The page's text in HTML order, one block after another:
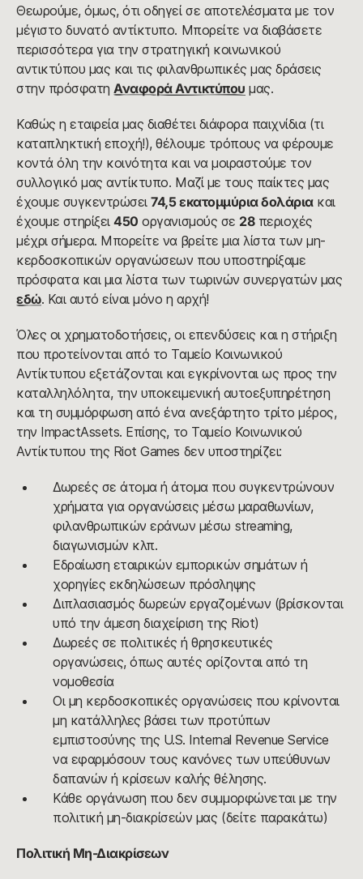
Θεωρούμε, όμως, ότι οδηγεί σε αποτελέσματα με τον
μέγιστο δυνατό αντίκτυπο. Μπορείτε να διαβάσετε
περισσότερα για την στρατηγική κοινωνικού
αντικτύπου μας και τις φιλανθρωπικές μας δράσεις
στην πρόσφατηΑναφορά Αντικτύπου μας.
Καθώς η εταιρεία μας διαθέτει διάφορα παιχνίδια (τι
καταπληκτική εποχή!), θέλουμε τρόπους να φέρουμε
κοντά όλη την κοινότητα και να μοιραστούμε τον
συλλογικό μας αντίκτυπο. Μαζί με τους παίκτες μας
έχουμε συγκεντρώσει74,5 εκατομμύρια δολάριακαι
έχουμε στηρίξει450 οργανισμούς σε 28περιοχές
μέχρι σήμερα. Μπορείτε να βρείτε μια λίστα των μη-
κερδοσκοπικών οργανώσεων που υποστηρίξαμε
πρόσφατα και μια λίστα των τωρινών συνεργατών μας
εδώ. Και αυτό είναι μόνο η αρχή!
Όλες οι χρηματοδοτήσεις, οι επενδύσεις και η στήριξη
που προτείνονται από το Ταμείο Κοινωνικού
Αντίκτυπου εξετάζονται και εγκρίνονται ως προς την
καταλληλόλητα, την υποκειμενική αυτοεξυπηρέτηση
και τη συμμόρφωση από ένα ανεξάρτητο τρίτο μέρος,
την ImpactAssets. Επίσης, το Ταμείο Κοινωνικού
Αντίκτυπου της Riot Games δεν υποστηρίζει:
Δωρεές σε άτομα ή άτομα που συγκεντρώνουν
χρήματα για οργανώσεις μέσω μαραθωνίων,
φιλανθρωπικών εράνων μέσω streaming,
διαγωνισμών κλπ.
Εδραίωση εταιρικών εμπορικών σημάτων ή
χορηγίες εκδηλώσεων πρόσληψης
Διπλασιασμός δωρεών εργαζομένων (βρίσκονται
υπό την άμεση διαχείριση της Riot)
Δωρεές σε πολιτικές ή θρησκευτικές
οργανώσεις, όπως αυτές ορίζονται από τη
νομοθεσία
Οι μη κερδοσκοπικές οργανώσεις που κρίνονται
μη κατάλληλες βάσει των προτύπων
εμπιστοσύνης της U.S. Internal Revenue Service
να εφαρμόσουν τους κανόνες των υπεύθυνων
δαπανών ή κρίσεων καλής θέλησης.
Κάθε οργάνωση που δεν συμμορφώνεται με την
πολιτική μη-διακρίσεών μας (δείτε παρακάτω)
Πολιτική Μη-Διακρίσεων